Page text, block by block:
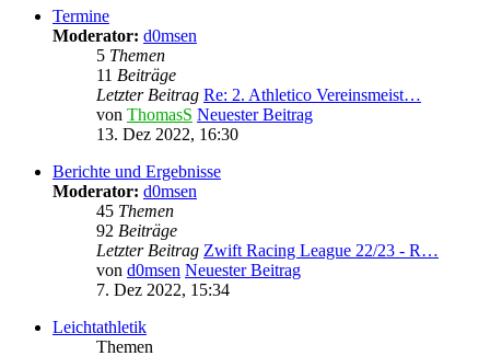
Termine
Moderator: d0msen
5 Themen
11 Beiträge
Letzter Beitrag Re: 2. Athletico Vereinsmeist…
von ThomasS Neuester Beitrag
13. Dez 2022, 16:30
Berichte und Ergebnisse
Moderator: d0msen
45 Themen
92 Beiträge
Letzter Beitrag Zwift Racing League 22/23 - R…
von d0msen Neuester Beitrag
7. Dez 2022, 15:34
Leichtathletik
Themen